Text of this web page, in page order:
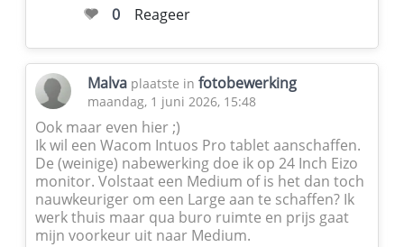
0
Reageer
Malva plaatste in fotobewerking
maandag, 1 juni 2026, 15:48
Ook maar even hier ;)
Ik wil een Wacom Intuos Pro tablet aanschaffen.
De (weinige) nabewerking doe ik op 24 Inch Eizo
monitor. Volstaat een Medium of is het dan toch
nauwkeuriger om een Large aan te schaffen? Ik
werk thuis maar qua buro ruimte en prijs gaat
mijn voorkeur uit naar Medium.